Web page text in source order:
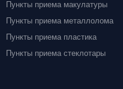
Пункты приема макулатуры
Пункты приема металлолома
Пункты приема пластика
Пункты приема стеклотары